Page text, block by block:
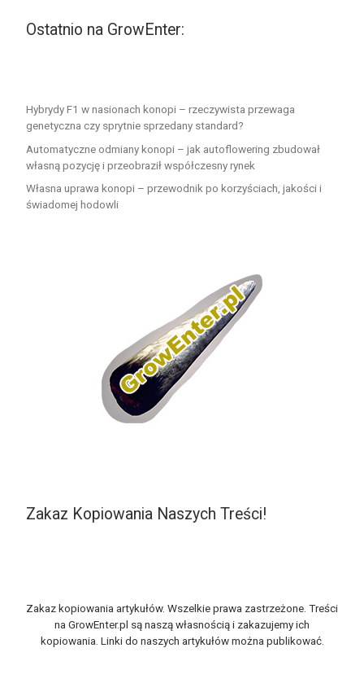
Ostatnio na GrowEnter:
Hybrydy F1 w nasionach konopi – rzeczywista przewaga
genetyczna czy sprytnie sprzedany standard?
Automatyczne odmiany konopi – jak autoflowering zbudował
własną pozycję i przeobraził współczesny rynek
Własna uprawa konopi – przewodnik po korzyściach, jakości i
świadomej hodowli
Zakaz Kopiowania Naszych Treści!
Zakaz kopiowania artykułów. Wszelkie prawa zastrzeżone. Treści
na GrowEnter.pl są naszą własnością i zakazujemy ich
kopiowania. Linki do naszych artykułów można publikować.